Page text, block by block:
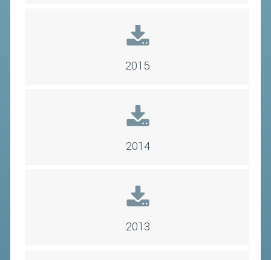
2015
2014
2013
MODULI
MANIFESTAZIONI SPORTIVE
UFFICIALI DI GARA
EVENTI SOSTENIBILI
TESSERAMENTO
REGOLAMENTI
GARE